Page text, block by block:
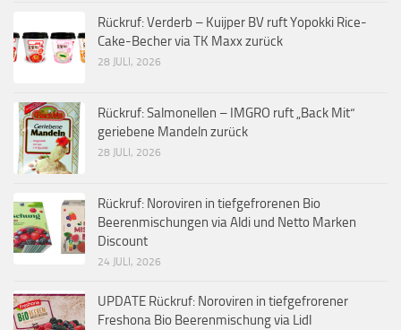
Rückruf: Verderb – Kuijper BV ruft Yopokki Rice-
Cake-Becher via TK Maxx zurück
28 JULI, 2026
Rückruf: Salmonellen – IMGRO ruft „Back Mit“
geriebene Mandeln zurück
28 JULI, 2026
Rückruf: Noroviren in tiefgefrorenen Bio
Beerenmischungen via Aldi und Netto Marken
Discount
24 JULI, 2026
UPDATE Rückruf: Noroviren in tiefgefrorener
Freshona Bio Beerenmischung via Lidl